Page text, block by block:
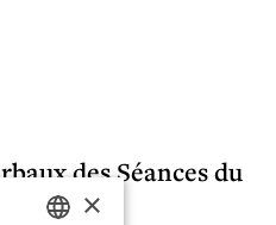
des Séances du
×